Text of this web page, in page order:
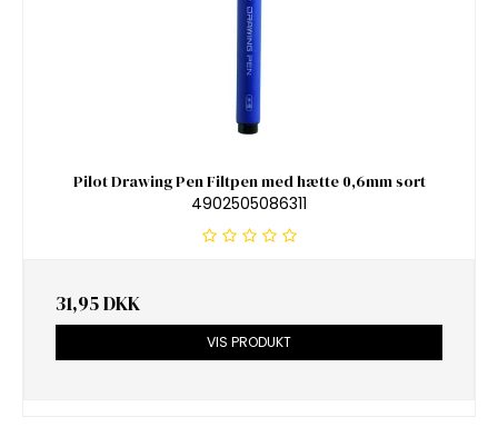
Pilot Drawing Pen Filtpen med hætte 0,6mm sort
4902505086311
31,95 DKK
VIS PRODUKT